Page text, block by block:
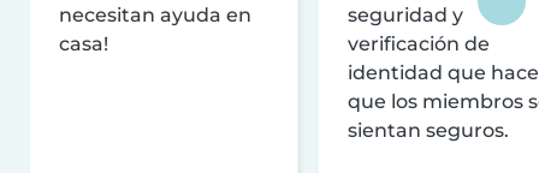
necesitan ayuda en
casa!
seguridad y
verificación de
identidad que
que los miembros
sientan seguros.